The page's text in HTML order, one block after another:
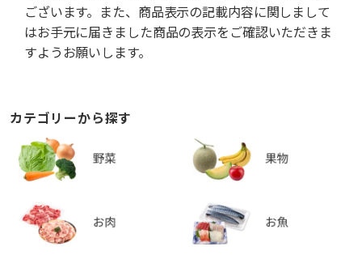
ございます。また、商品表示の記載内容に関しまして
はお手元に届きました商品の表示をご確認いただきま
すようお願いします。
カテゴリーから探す